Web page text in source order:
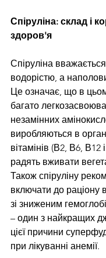
Спіруліна: склад і
здоров'я
Спіруліна
водорістю, а
Це означає, що в
багато
незамінних
виробляються в
вітамінів (В2, В6, В12
радять вживати
Також спіруліну
включати до раціону
зі зниженим
– один з найкращих
цієї причини
при лікуванні анемії.